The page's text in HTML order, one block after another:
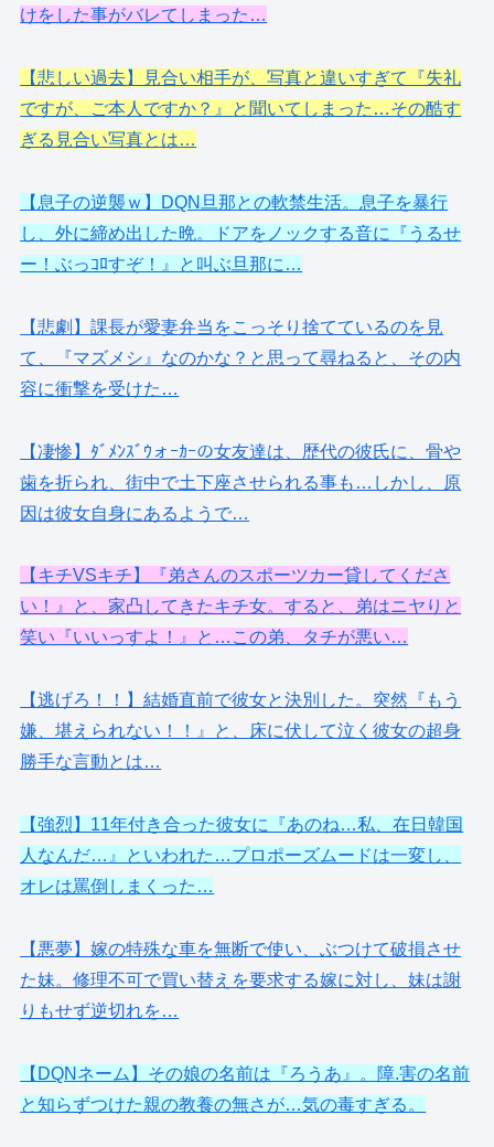
けをした事がバレてしまった…
【悲しい過去】見合い相手が、写真と違いすぎて『失礼
ですが、ご本人ですか？』と聞いてしまった…その酷す
ぎる見合い写真とは…
【息子の逆襲ｗ】DQN旦那との軟禁生活。息子を暴行
し、外に締め出した晩。ドアをノックする音に『うるせ
ー！ぶっｺﾛすぞ！』と叫ぶ旦那に…
【悲劇】課長が愛妻弁当をこっそり捨てているのを見
て、『マズメシ』なのかな？と思って尋ねると、その内
容に衝撃を受けた…
【凄惨】ﾀﾞﾒﾝｽﾞｳォｰｶｰの女友達は、歴代の彼氏に、骨や
歯を折られ、街中で土下座させられる事も…しかし、原
因は彼女自身にあるようで…
【キチVSキチ】『弟さんのスポーツカー貸してくださ
い！』と、家凸してきたキチ女。すると、弟はニヤりと
笑い『いいっすよ！』と…この弟、タチが悪い…
【逃げろ！！】結婚直前で彼女と決別した。突然『もう
嫌、堪えられない！！』と、床に伏して泣く彼女の超身
勝手な言動とは…
【強烈】11年付き合った彼女に『あのね…私、在日韓国
人なんだ…』といわれた…プロポーズムードは一変し、
オレは罵倒しまくった…
【悪夢】嫁の特殊な車を無断で使い、ぶつけて破損させ
た妹。修理不可で買い替えを要求する嫁に対し、妹は謝
りもせず逆切れを…
【DQNネーム】その娘の名前は『ろうあ』。障.害の名前
と知らずつけた親の教養の無さが…気の毒すぎる。